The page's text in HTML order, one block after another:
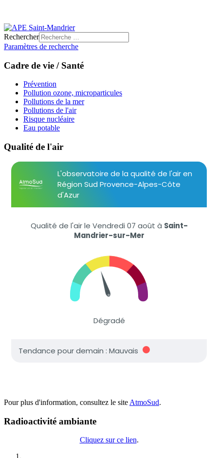
Rechercher
Paramètres de recherche
Cadre de vie / Santé
Prévention
Pollution ozone, microparticules
Pollutions de la mer
Pollutions de l'air
Risque nucléaire
Eau potable
Qualité de l'air
Pour plus d'information, consultez le site AtmoSud.
Radioactivité ambiante
Cliquez sur ce lien.